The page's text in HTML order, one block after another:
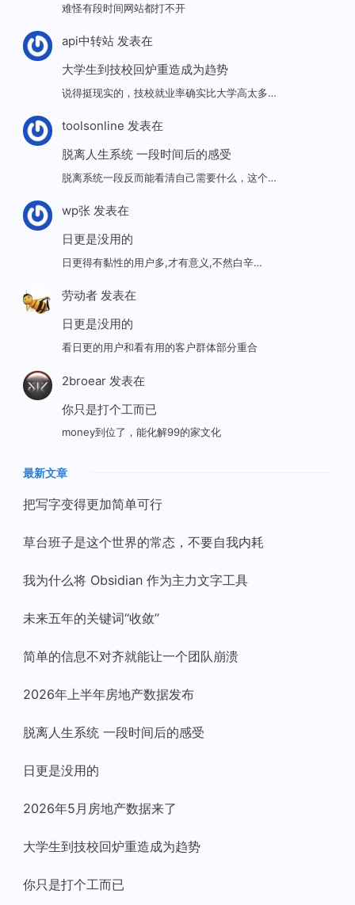
难怪有段时间网站都打不开
api中转站发表在
大学生到技校回炉重造成为趋势
说得挺现实的，技校就业率确实比大学高太多…
toolsonline 发表在
脱离人生系统 一段时间后的感受
脱离系统一段反而能看清自己需要什么，这个…
wp张发表在
日更是没用的
日更得有黏性的用户多,才有意义,不然白辛…
劳动者发表在
日更是没用的
看日更的用户和看有用的客户群体部分重合
2broear发表在
你只是打个工而已
money到位了，能化解99的家文化
最新文章
把写字变得更加简单可行
草台班子是这个世界的常态，不要自我内耗
我为什么将 Obsidian 作为主力文字工具
未来五年的关键词“收敛”
简单的信息不对齐就能让一个团队崩溃
2026年上半年房地产数据发布
脱离人生系统 一段时间后的感受
日更是没用的
2026年5月房地产数据来了
大学生到技校回炉重造成为趋势
你只是打个工而已